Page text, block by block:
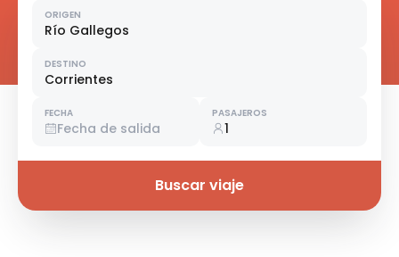
ORIGEN
Río Gallegos
DESTINO
Corrientes
FECHA
Fecha de salida
PASAJEROS
1
Buscar viaje